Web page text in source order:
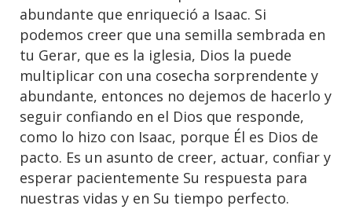
abundante que enriqueció a Isaac. Si
podemos creer que una semilla sembrada en
tu Gerar, que es la iglesia, Dios la puede
multiplicar con una cosecha sorprendente y
abundante, entonces no dejemos de hacerlo y
seguir confiando en el Dios que responde,
como lo hizo con Isaac, porque Él es Dios de
pacto. Es un asunto de creer, actuar, confiar y
esperar pacientemente Su respuesta para
nuestras vidas y en Su tiempo perfecto.